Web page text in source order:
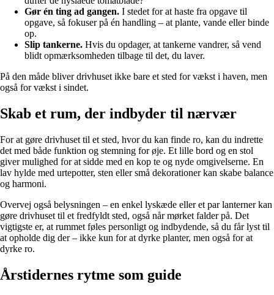
Gør én ting ad gangen. I stedet for at haste fra opgave til
opgave, så fokuser på én handling – at plante, vande eller binde
op.
Slip tankerne. Hvis du opdager, at tankerne vandrer, så vend
blidt opmærksomheden tilbage til det, du laver.
På den måde bliver drivhuset ikke bare et sted for vækst i haven, men
også for vækst i sindet.
Skab et rum, der indbyder til nærvær
For at gøre drivhuset til et sted, hvor du kan finde ro, kan du indrette
det med både funktion og stemning for øje. Et lille bord og en stol
giver mulighed for at sidde med en kop te og nyde omgivelserne. En
lav hylde med urtepotter, sten eller små dekorationer kan skabe balance
og harmoni.
Overvej også belysningen – en enkel lyskæde eller et par lanterner kan
gøre drivhuset til et fredfyldt sted, også når mørket falder på. Det
vigtigste er, at rummet føles personligt og indbydende, så du får lyst til
at opholde dig der – ikke kun for at dyrke planter, men også for at
dyrke ro.
Årstidernes rytme som guide